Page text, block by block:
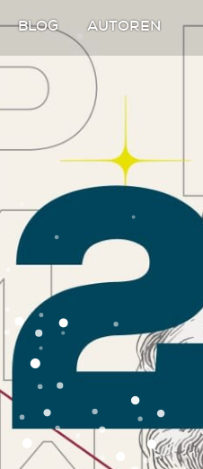
BLOG AUTOREN